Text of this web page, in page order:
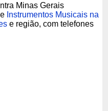
Minas Gerais
Instrumentos Musicais na
e região, com telefones